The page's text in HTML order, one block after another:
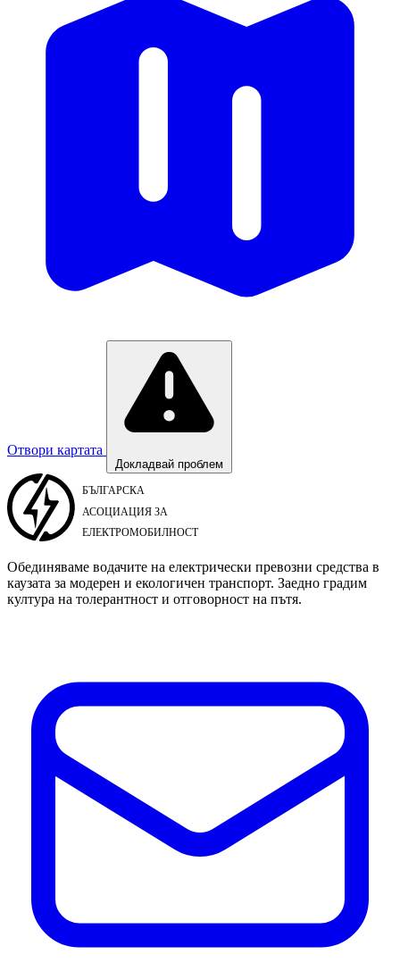
Отвори картата
Докладвай проблем
Обединяваме водачите на електрически превозни средства в
каузата за модерен и екологичен транспорт. Заедно градим
култура на толерантност и отговорност на пътя.